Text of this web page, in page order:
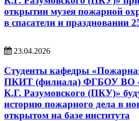
открытии музея пожарной
в спасатели и праздновании
23.04.2026
Студенты кафедры
ПКИТ (филиала) ФГБОУ ВО
К.Г. Разумовского (ПКУ)»
историю пожарного дела в
открытом на базе института